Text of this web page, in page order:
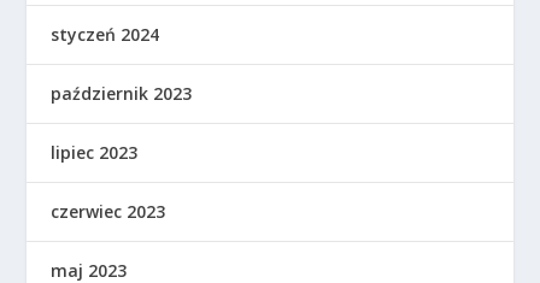
styczeń 2024
październik 2023
lipiec 2023
czerwiec 2023
maj 2023